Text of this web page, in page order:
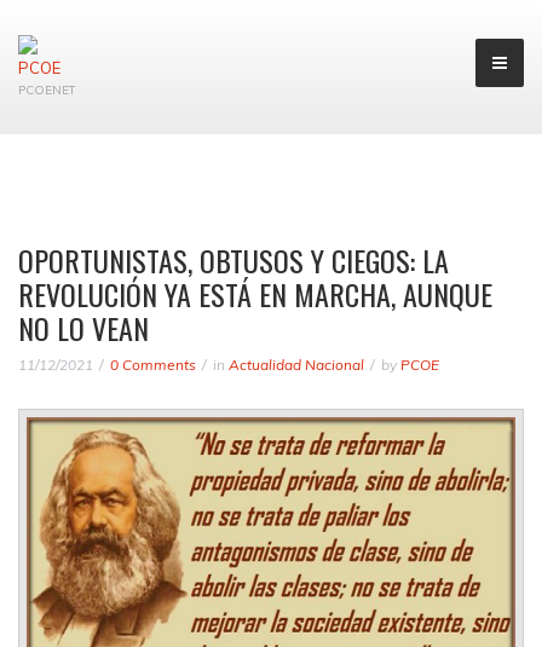
PCOENET
OPORTUNISTAS, OBTUSOS Y CIEGOS: LA
REVOLUCIÓN YA ESTÁ EN MARCHA, AUNQUE
NO LO VEAN
11/12/2021 0 Comments in Actualidad Nacional by PCOE